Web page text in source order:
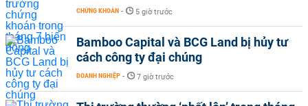
CHỨNG KHOÁN - 5 giờ trước
Bamboo Capital và BCG Land bị hủy tư
cách công ty đại chúng
DOANH NGHIỆP - 7 giờ trước